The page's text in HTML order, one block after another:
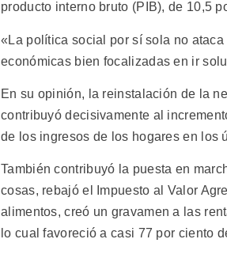
producto interno bruto (PIB), de 10,5
«La política social por sí sola no
económicas bien focalizadas en ir
En su opinión, la reinstalación de la
contribuyó decisivamente al
de los ingresos de los hogares en los
También contribuyó la puesta en
cosas, rebajó el Impuesto al Valor
alimentos, creó un gravamen a las
lo cual favoreció a casi 77 por ciento